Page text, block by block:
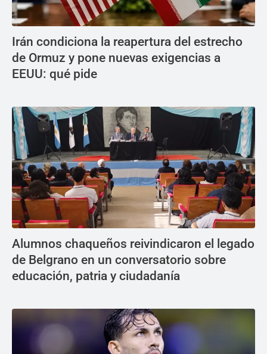
Irán condiciona la reapertura del estrecho
de Ormuz y pone nuevas exigencias a
EEUU: qué pide
Alumnos chaqueños reivindicaron el legado
de Belgrano en un conversatorio sobre
educación, patria y ciudadanía